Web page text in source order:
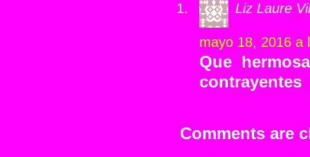
Liz Laure
mayo 18, 2016 a
Que
contrayentes
Comments are